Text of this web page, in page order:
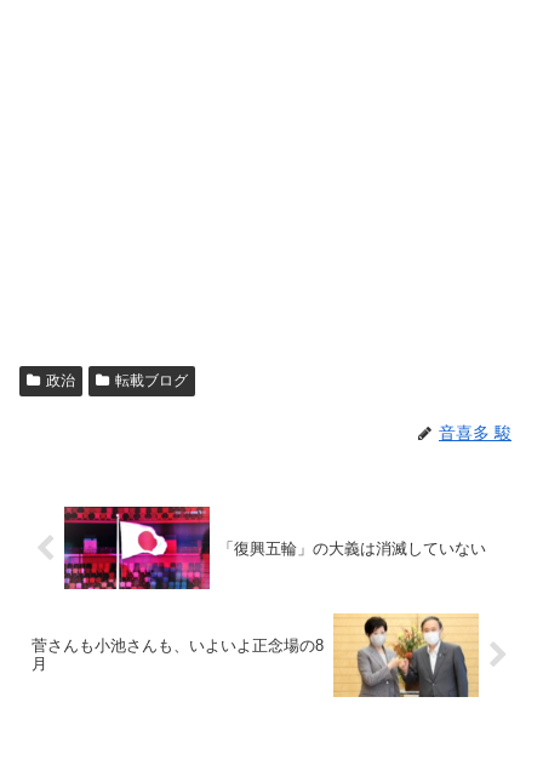
政治 転載ブログ
音喜多 駿
「復興五輪」の大義は消滅していない
菅さんも小池さんも、いよいよ正念場の8
月